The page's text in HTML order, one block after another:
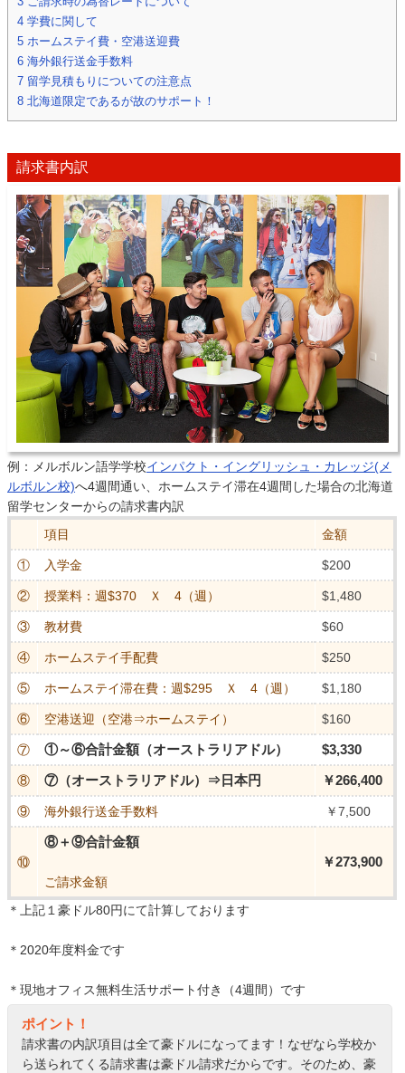
4 学費に関して
5 ホームステイ費・空港送迎費
6 海外銀行送金手数料
7 留学見積もりについての注意点
8 北海道限定であるが故のサポート！
請求書内訳
例：メルボルン語学学校インパクト・イングリッシュ・カレッジ(メ
ルボルン校)へ4週間通い、ホームステイ滞在4週間した場合の北海道
留学センターからの請求書内訳
項目
金額
① 入学金 $200
② 授業料：週$370 Ｘ 4（週） $1,480
③ 教材費 $60
④ ホームステイ手配費 $250
⑤ ホームステイ滞在費：週$295 Ｘ 4（週） $1,180
⑥ 空港送迎（空港⇒ホームステイ） $160
⑦ ①～⑥合計金額（オーストラリアドル） $3,330
⑧ ⑦（オーストラリアドル）⇒日本円 ￥266,400
⑨ 海外銀行送金手数料 ￥7,500
⑩
⑧＋⑨合計金額
ご請求金額
￥273,900
＊上記１豪ドル80円にて計算しております
＊2020年度料金です
＊現地オフィス無料生活サポート付き（4週間）です
ポイント！
請求書の内訳項目は全て豪ドルになってます！なぜなら学校か
ら送られてくる請求書は豪ドル請求だからです。そのため、豪